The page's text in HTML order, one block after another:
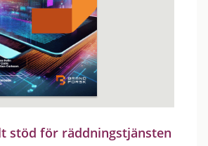
stöd för räddningstjänsten